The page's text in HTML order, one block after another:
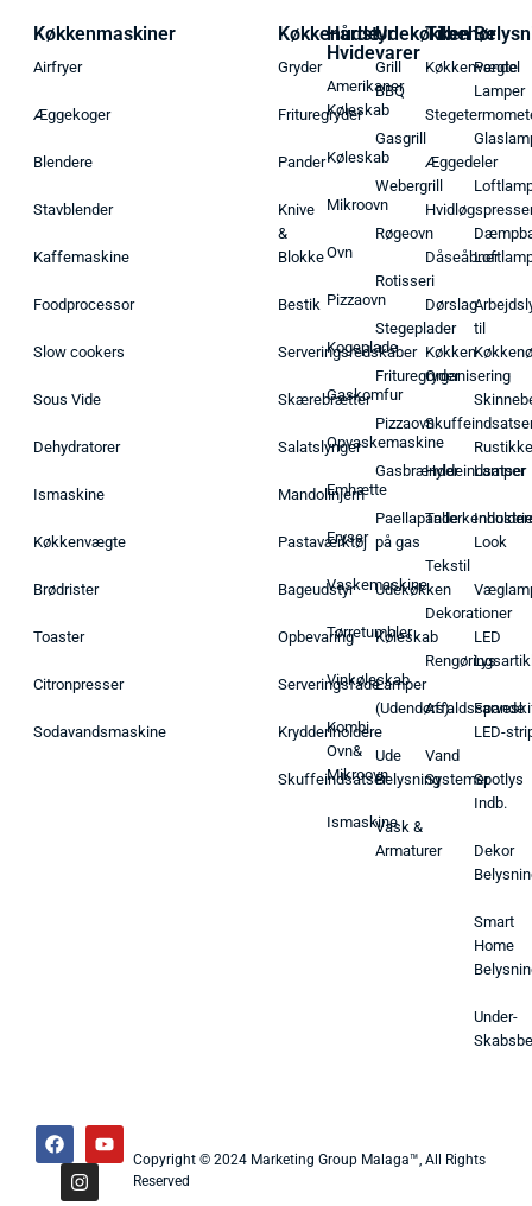
Køkkenmaskiner
Airfryer
Æggekoger
Blendere
Stavblender
Kaffemaskine
Foodprocessor
Slow cookers
Sous Vide
Dehydratorer
Ismaskine
Køkkenvægte
Brødrister
Toaster
Citronpresser
Sodavandsmaskine
Køkkenudstyr
Gryder
Frituregryder
Pander
Knive
&
Blokke
Bestik
Serveringsredskaber
Skærebrætter
Salatslynger
Mandolinjern
Pastaværktøj
Bageudstyr
Opbevaring
Serveringsfade
Krydderiholdere
Skuffeindsatser
Hårde
Hvidevarer
Amerikaner
Køleskab
Køleskab
Mikroovn
Ovn
Pizzaovn
Kogeplade
Gaskomfur
Opvaskemaskine
Emhætte
Fryser
Vaskemaskine
Tørretumbler
Vinkøleskab
Kombi
Ovn&
Mikroovn
Ismaskine
Udekøkken
Grill
BBQ
Gasgrill
Webergrill
Røgeovn
Rotisseri
Stegeplader
Frituregryder
Pizzaovn
Gasbrænder
Paellapande
på gas
Udekøkken
Køleskab
Lamper
(Udendørs)
Ude
Belysning
Vask &
Armaturer
Tilbehør
Køkkenvægte
Æggedeler
Dåseåbner
Dørslag
Køkken
Organisering
Hyldeindsatser
Tekstil
Dekorationer
Affaldsspande
Vand
Systemer
Pendel
Lamper
til
Rustikke
Lamper
Look
LED
Lys
LED-
Spotlys
Indb.
Dekor
Smart
Home
Under-
Copyright © 2024 Marketing Group Malaga™, All Rights
Reserved